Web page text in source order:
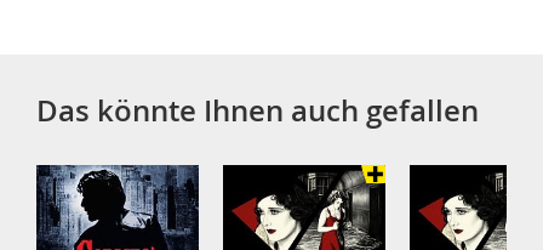
Das könnte Ihnen auch gefallen